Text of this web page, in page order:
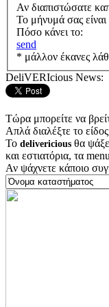
Αν διαπιστώσατε
Το μήνυμά σας
Πόσο κάνει το:
send
* μάλλον έκανες
DeliVERIcious News:
Τώρα μπορείτε να
Απλά διαλέξτε το
Το delivericious θα
και εστιατόρια, τα
Αν ψάχνετε κάποιο